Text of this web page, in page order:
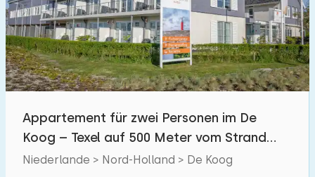
Appartement für zwei Personen im De
Koog – Texel auf 500 Meter vom Strand
entfernt.
Niederlande > Nord-Holland > De Koog